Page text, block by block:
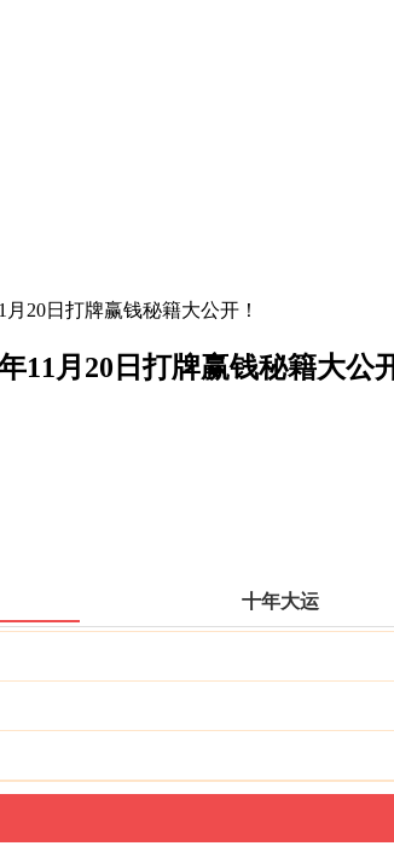
20日打牌赢钱秘籍大公开！
11月20日打牌赢钱秘籍大公
十年大运